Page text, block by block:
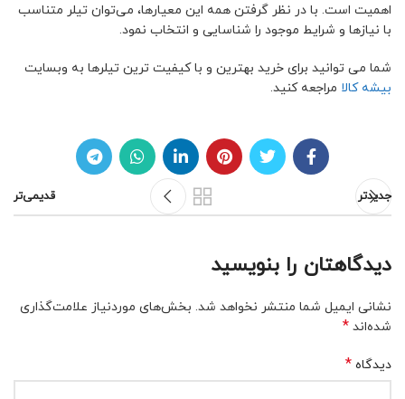
اهمیت است. با در نظر گرفتن همه این معیارها، می‌توان تیلر متناسب
با نیازها و شرایط موجود را شناسایی و انتخاب نمود.
شما می توانید برای خرید بهترین و با کیفیت ترین تیلرها به وبسایت
بیشه کالا مراجعه کنید.
جدیدتر قدیمی‌تر
دیدگاهتان را بنویسید
نشانی ایمیل شما منتشر نخواهد شد. بخش‌های موردنیاز علامت‌گذاری
شده‌اند *
دیدگاه *